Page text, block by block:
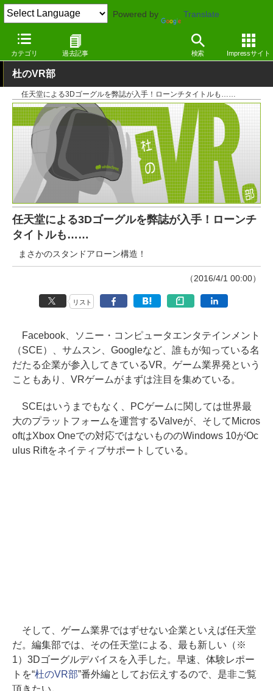
Powered by Translate
カテゴリ 過去記事 検索 Impressサイト
窓の杜 エンタメ ゲーム
杜のVR部
任天堂による3Dゴーグルを弊誌が入手！ローンチタイトルも……
任天堂による3Dゴーグルを弊誌が入手！ローンチ
タイトルも……
まさかのスタンドアローン構造！
（2016/4/1 00:00）
リスト
Facebook、ソニー・コンピュータエンタテインメント
（SCE）、サムスン、Googleなど、誰もが知っている名
だたる企業が参入してきているVR。ゲーム業界発という
こともあり、VRゲームがまずは注目を集めている。
SCEはいうまでもなく、PCゲームに関しては世界最
大のプラットフォームを運営するValveが、そしてMicros
oftはXbox Oneでの対応ではないもののWindows 10がOc
ulus Riftをネイティブサポートしている。
そして、ゲーム業界ではずせない企業といえば任天堂
だ。編集部では、その任天堂による、最も新しい（※
1）3Dゴーグルデバイスを入手した。早速、体験レポー
トを“杜のVR部”番外編としてお伝えするので、是非ご覧
頂きたい。